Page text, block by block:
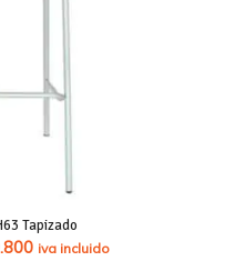
Tapizado
Rango
iva incluido